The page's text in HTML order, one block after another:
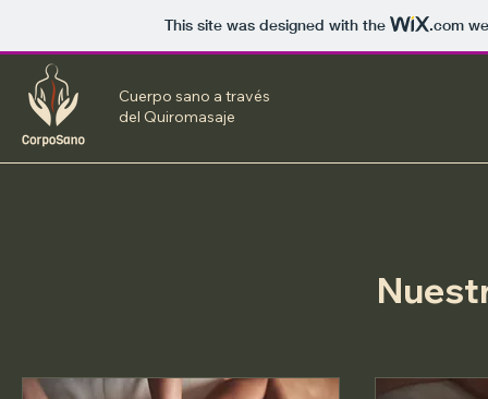
This site was designed with the .com
Cuerpo sano a través
del Quiromasaje